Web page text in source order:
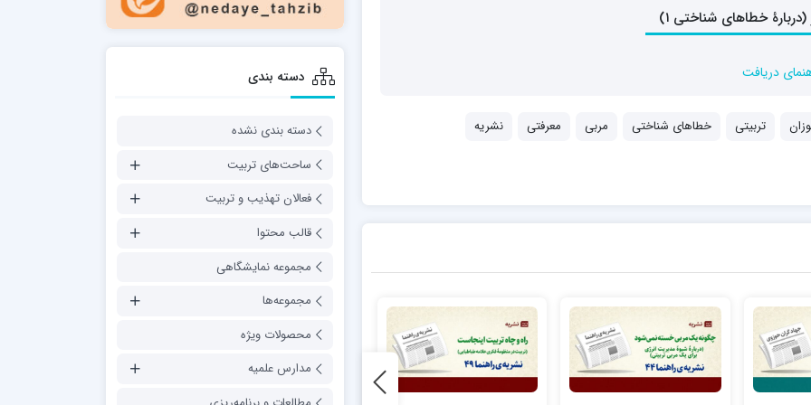
دریافت
تربیتی خطاهای شناختی مربی معرفتی
نشریه
دسته بندی
دسته بندی نشده
ساحت‌های تربیت
فعالان تهذیب و تربیت
قالب محتوا
مجموعه نمایشگاهی
مجموعه‌ها
محصولات ویژه
مدارس علمیه